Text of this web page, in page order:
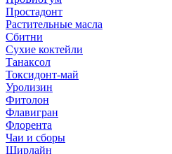
Простадонт
Растительные масла
Сбитни
Сухие коктейли
Танаксол
Токсидонт-май
Уролизин
Фитолон
Флавигран
Флорента
Чаи и сборы
Ширлайн